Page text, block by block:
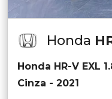
Honda
Honda HR-V EXL
Cinza - 2021